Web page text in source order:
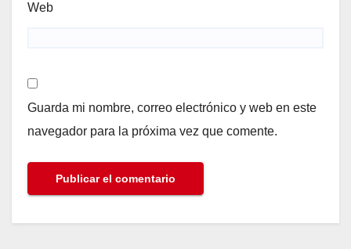
Web
Guarda mi nombre, correo electrónico y web en este
navegador para la próxima vez que comente.